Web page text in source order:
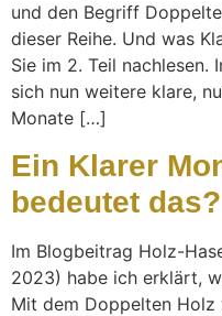
und den Begriff
dieser Reihe. Und was
Sie im 2. Teil nachlesen.
sich nun weitere klare,
Monate […]
Ein Klarer
bedeutet das?
Im Blogbeitrag Holz-
2023) habe ich erklärt,
Mit dem Doppelten